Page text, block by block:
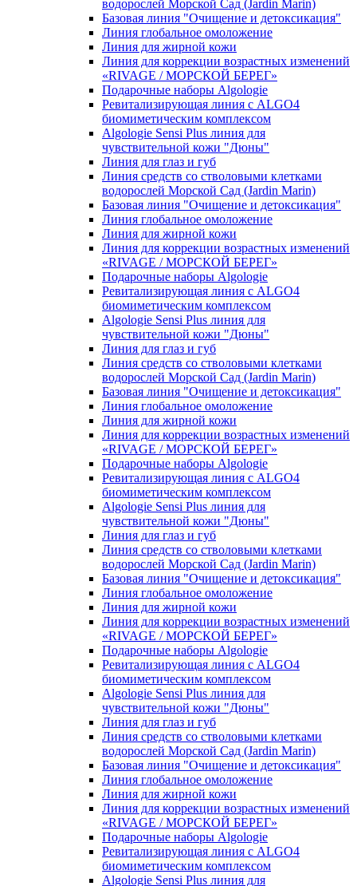
водорослей Морской Сад (Jardin Marin)
Базовая линия "Очищение и детоксикация"
Линия глобальное омоложение
Линия для жирной кожи
Линия для коррекции возрастных изменений
«RIVAGE / МОРСКОЙ БЕРЕГ»
Подарочные наборы Algologie
Ревитализирующая линия с ALGO4
биомиметическим комплексом
Algologie Sensi Plus линия для
чувcтвительной кожи "Дюны"
Линия для глаз и губ
Линия средств со стволовыми клетками
водорослей Морской Сад (Jardin Marin)
Базовая линия "Очищение и детоксикация"
Линия глобальное омоложение
Линия для жирной кожи
Линия для коррекции возрастных изменений
«RIVAGE / МОРСКОЙ БЕРЕГ»
Подарочные наборы Algologie
Ревитализирующая линия с ALGO4
биомиметическим комплексом
Algologie Sensi Plus линия для
чувcтвительной кожи "Дюны"
Линия для глаз и губ
Линия средств со стволовыми клетками
водорослей Морской Сад (Jardin Marin)
Базовая линия "Очищение и детоксикация"
Линия глобальное омоложение
Линия для жирной кожи
Линия для коррекции возрастных изменений
«RIVAGE / МОРСКОЙ БЕРЕГ»
Подарочные наборы Algologie
Ревитализирующая линия с ALGO4
биомиметическим комплексом
Algologie Sensi Plus линия для
чувcтвительной кожи "Дюны"
Линия для глаз и губ
Линия средств со стволовыми клетками
водорослей Морской Сад (Jardin Marin)
Базовая линия "Очищение и детоксикация"
Линия глобальное омоложение
Линия для жирной кожи
Линия для коррекции возрастных изменений
«RIVAGE / МОРСКОЙ БЕРЕГ»
Подарочные наборы Algologie
Ревитализирующая линия с ALGO4
биомиметическим комплексом
Algologie Sensi Plus линия для
чувcтвительной кожи "Дюны"
Линия для глаз и губ
Линия средств со стволовыми клетками
водорослей Морской Сад (Jardin Marin)
Базовая линия "Очищение и детоксикация"
Линия глобальное омоложение
Линия для жирной кожи
Линия для коррекции возрастных изменений
«RIVAGE / МОРСКОЙ БЕРЕГ»
Подарочные наборы Algologie
Ревитализирующая линия с ALGO4
биомиметическим комплексом
Algologie Sensi Plus линия для